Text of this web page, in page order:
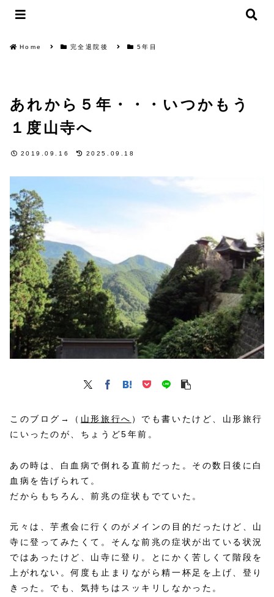
Home 完全退院後 5年目
あれから５年・・・いつかもう
１度山寺へ
2019.09.16 2025.09.18
このブログ→（ 山形旅行へ ）でも書いたけど、山形旅行
にいったのが、ちょうど5年前。
あの時は、白血病で倒れる直前だった。その数日後に白
血病を告げられて。
だからもちろん、前兆の症状もでていた。
元々は、芋煮会に行くのがメインの目的だったけど、山
寺に登ってみたくて。そんな前兆の症状が出ている状況
ではあったけど、山寺に登り。とにかく苦しくて階段を
上がれない。何度も止まりながら精一杯足を上げ、登り
きった。でも、気持ちはスッキリしなかった。